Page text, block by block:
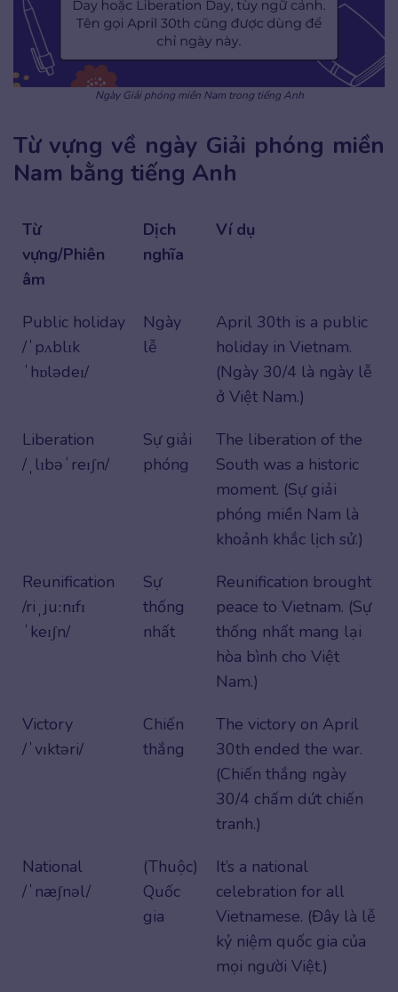
Ngày Giải phóng miền Nam trong tiếng Anh
Từ vựng về ngày Giải phóng miền
Nam bằng tiếng Anh
Từ
vựng/Phiên
âm
Dịch
nghĩa
Ví dụ
Public holiday
/ˈpʌblɪk
ˈhɒlədeɪ/
Ngày
lễ
April 30th is a public
holiday in Vietnam.
(Ngày 30/4 là ngày lễ
ở Việt Nam.)
Liberation
/ˌlɪbəˈreɪʃn/
Sự giải
phóng
The liberation of the
South was a historic
moment. (Sự giải
phóng miền Nam là
khoảnh khắc lịch sử.)
Reunification
/riˌjuːnɪfɪ
ˈkeɪʃn/
Sự
thống
nhất
Reunification brought
peace to Vietnam. (Sự
thống nhất mang lại
hòa bình cho Việt
Nam.)
Victory
/ˈvɪktəri/
Chiến
thắng
The victory on April
30th ended the war.
(Chiến thắng ngày
30/4 chấm dứt chiến
tranh.)
National
/ˈnæʃnəl/
(Thuộc)
Quốc
gia
It’s a national
celebration for all
Vietnamese. (Đây là lễ
kỷ niệm quốc gia của
mọi người Việt.)